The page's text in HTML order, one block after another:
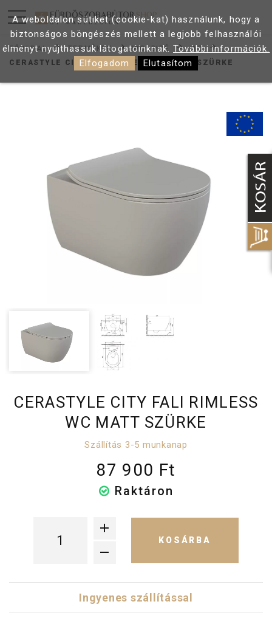
FŐOLDAL TERMÉKEK WC, BIDÉ
WC
CERASTYLE CITY FALI RIMLESS WC MATT SZÜRKE
CERASTYLE CITY FALI RIMLESS
WC MATT SZÜRKE
Szállítás 3-5 munkanap
87 900 Ft
Raktáron
KOSÁRBA
Ingyenes szállítással
A weboldalon sütiket (cookie-kat) használunk, hogy a
biztonságos böngészés mellett a legjobb felhasználói
élményt nyújthassuk látogatóinknak. További információk.
Elfogadom
Elutasítom